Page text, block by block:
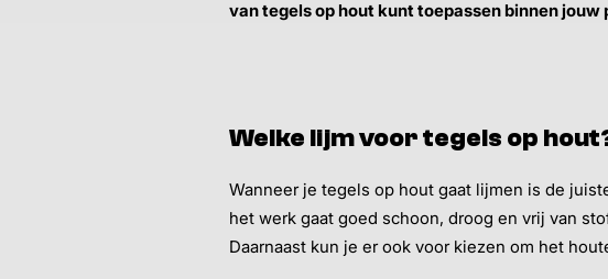
van tegels op hout kunt toepassen binnen jouw
Welke lijm voor tegels op
Wanneer je tegels op hout gaat lijmen is de
het werk gaat goed schoon, droog en vrij van
Daarnaast kun je er ook voor kiezen om het